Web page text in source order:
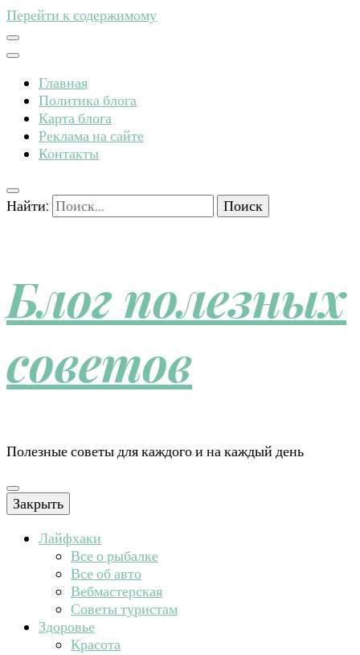
Перейти к содержимому
Главная
Политика блога
Карта блога
Реклама на сайте
Контакты
Найти:
Блог полезных
советов
Полезные советы для каждого и на каждый день
Закрыть
Лайфхаки
Все о рыбалке
Все об авто
Вебмастерская
Советы туристам
Здоровье
Красота